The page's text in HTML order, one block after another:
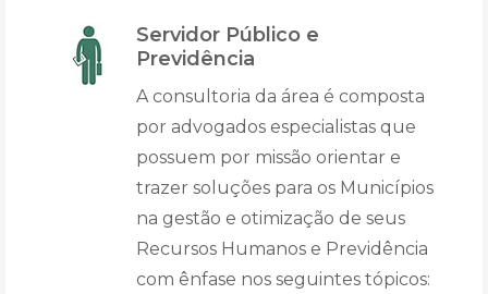
Servidor Público e
Previdência
A consultoria da área é composta
por advogados especialistas que
possuem por missão orientar e
trazer soluções para os Municípios
na gestão e otimização de seus
Recursos Humanos e Previdência
com ênfase nos seguintes tópicos: